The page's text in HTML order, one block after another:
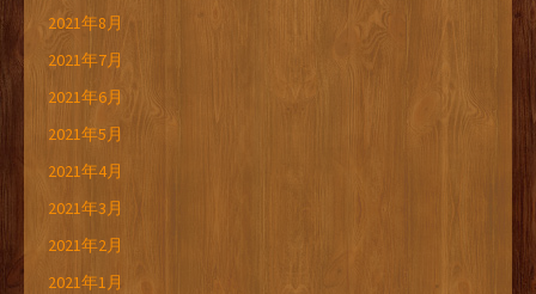
2021年8月
2021年7月
2021年6月
2021年5月
2021年4月
2021年3月
2021年2月
2021年1月